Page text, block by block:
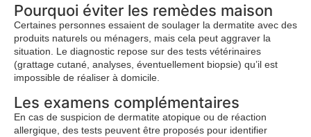
Pourquoi éviter les remèdes maison
Certaines personnes essaient de soulager la dermatite avec des
produits naturels ou ménagers, mais cela peut aggraver la
situation. Le diagnostic repose sur des tests vétérinaires
(grattage cutané, analyses, éventuellement biopsie) qu’il est
impossible de réaliser à domicile.
Les examens complémentaires
En cas de suspicion de dermatite atopique ou de réaction
allergique, des tests peuvent être proposés pour identifier